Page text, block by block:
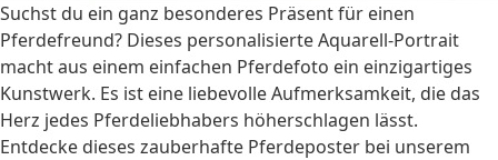
Suchst du ein ganz besonderes Präsent für einen
Pferdefreund? Dieses personalisierte Aquarell-Portrait
macht aus einem einfachen Pferdefoto ein einzigartiges
Kunstwerk. Es ist eine liebevolle Aufmerksamkeit, die das
Herz jedes Pferdeliebhabers höherschlagen lässt.
Entdecke dieses zauberhafte Pferdeposter bei unserem